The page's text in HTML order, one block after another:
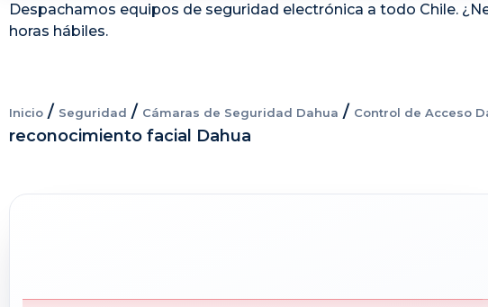
Despachamos equipos de seguridad electrónica a todo Chile.
horas hábiles.
Inicio / Seguridad / Cámaras de Seguridad Dahua / Control de Acceso
reconocimiento facial Dahua